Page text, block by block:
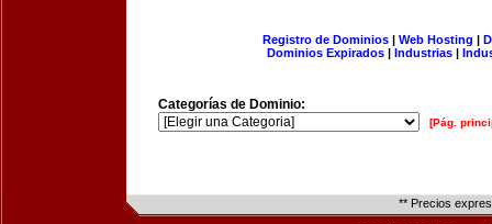
Registro de Dominios| Web Hosting |
Dominios Expirados | Industrias |
Categorías de Dominio:
[Pág.
** Precios